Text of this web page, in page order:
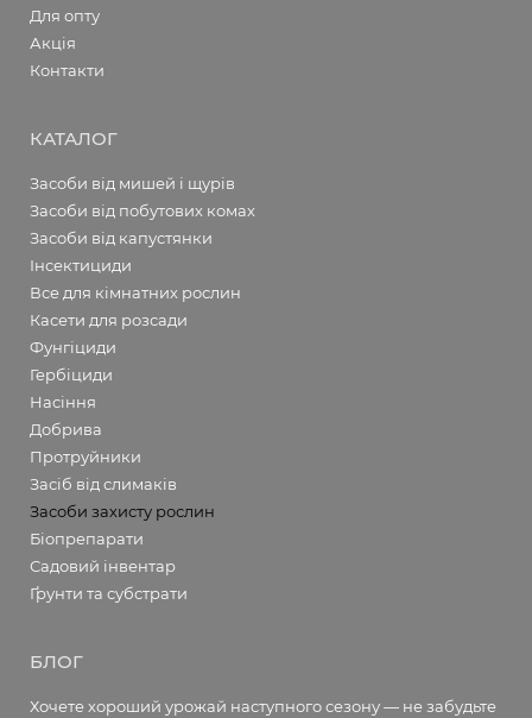
Для опту
Акція
Контакти
КАТАЛОГ
Засоби від мишей і щурів
Засоби від побутових комах
Засоби від капустянки
Інсектициди
Все для кімнатних рослин
Касети для розсади
Фунгіциди
Гербіциди
Насіння
Добрива
Протруйники
Засіб від слимаків
Засоби захисту рослин
Біопрепарати
Садовий інвентар
Ґрунти та субстрати
БЛОГ
Хочете хороший урожай наступного сезону — не забудьте